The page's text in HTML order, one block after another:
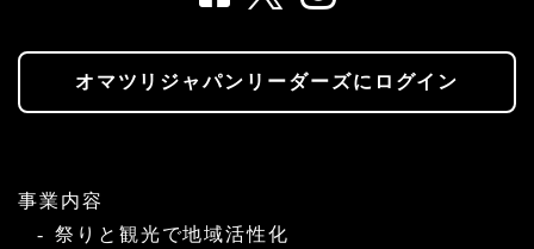
オマツリジャパンリーダーズにログイン
事業内容
祭りと観光で地域活性化